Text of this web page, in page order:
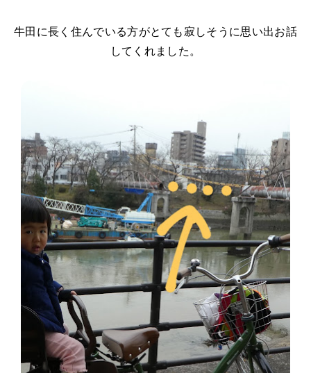
牛田に長く住んでいる方がとても寂しそうに思い出お話
してくれました。